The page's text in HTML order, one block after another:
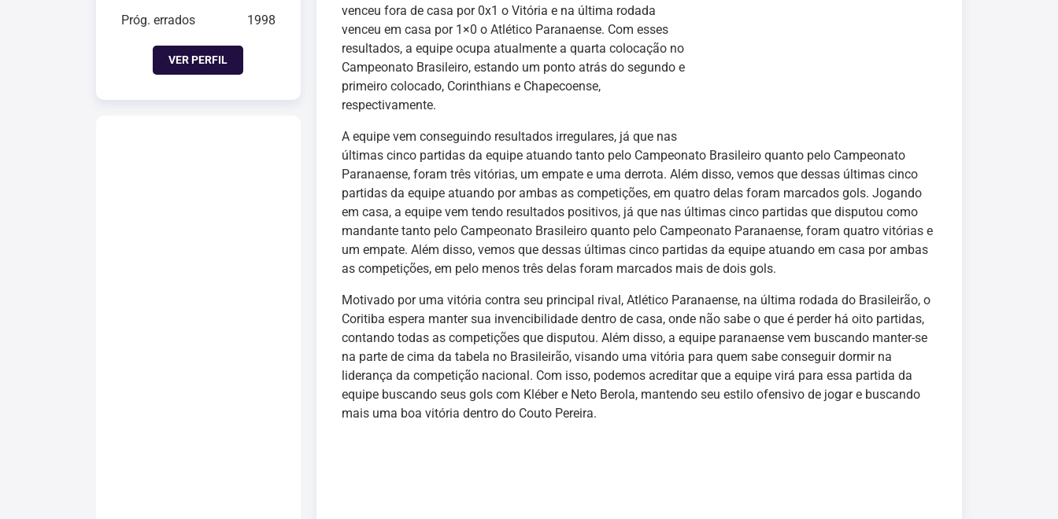
Próg. errados 1998
VER PERFIL
venceu fora de casa por 0x1 o Vitória e na última rodada
venceu em casa por 1×0 o Atlético Paranaense. Com esses
resultados, a equipe ocupa atualmente a quarta colocação no
Campeonato Brasileiro, estando um ponto atrás do segundo e
primeiro colocado, Corinthians e Chapecoense,
respectivamente.
A equipe vem conseguindo resultados irregulares, já que nas
últimas cinco partidas da equipe atuando tanto pelo Campeonato Brasileiro quanto pelo Campeonato
Paranaense, foram três vitórias, um empate e uma derrota. Além disso, vemos que dessas últimas cinco
partidas da equipe atuando por ambas as competições, em quatro delas foram marcados gols. Jogando
em casa, a equipe vem tendo resultados positivos, já que nas últimas cinco partidas que disputou como
mandante tanto pelo Campeonato Brasileiro quanto pelo Campeonato Paranaense, foram quatro vitórias e
um empate. Além disso, vemos que dessas últimas cinco partidas da equipe atuando em casa por ambas
as competições, em pelo menos três delas foram marcados mais de dois gols.
Motivado por uma vitória contra seu principal rival, Atlético Paranaense, na última rodada do Brasileirão, o
Coritiba espera manter sua invencibilidade dentro de casa, onde não sabe o que é perder há oito partidas,
contando todas as competições que disputou. Além disso, a equipe paranaense vem buscando manter-se
na parte de cima da tabela no Brasileirão, visando uma vitória para quem sabe conseguir dormir na
liderança da competição nacional. Com isso, podemos acreditar que a equipe virá para essa partida da
equipe buscando seus gols com Kléber e Neto Berola, mantendo seu estilo ofensivo de jogar e buscando
mais uma boa vitória dentro do Couto Pereira.